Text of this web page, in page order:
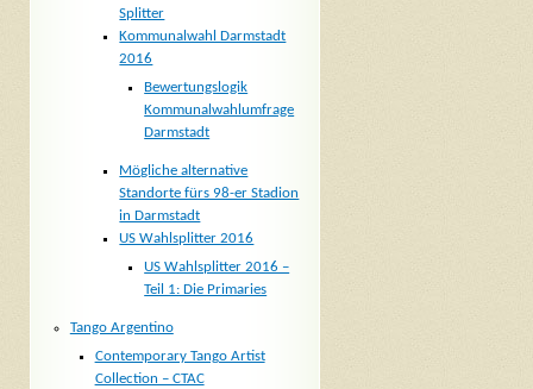
Splitter
Kommunalwahl Darmstadt
2016
Bewertungslogik
Kommunalwahlumfrage
Darmstadt
Mögliche alternative
Standorte fürs 98-er Stadion
in Darmstadt
US Wahlsplitter 2016
US Wahlsplitter 2016 –
Teil 1: Die Primaries
Tango Argentino
Contemporary Tango Artist
Collection – CTAC